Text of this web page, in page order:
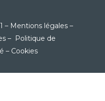
– Mentions légales –
– Politique de
– Cookies